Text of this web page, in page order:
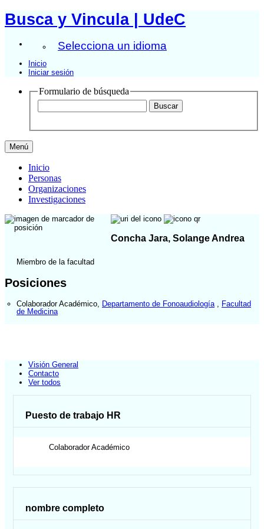
Busca y Vincula | UdeC
Selecciona un idioma
Inicio
Iniciar sesión
Formulario de búsqueda
Menú
Inicio
Personas
Organizaciones
Investigaciones
Concha Jara, Solange Andrea
Miembro de la facultad
Posiciones
Colaborador Académico Departamento de Fonoaudiología
Facultad
de Medicina
Visión General
Contacto
Ver todos
Puesto de trabajo HR
Colaborador Académico
nombre completo